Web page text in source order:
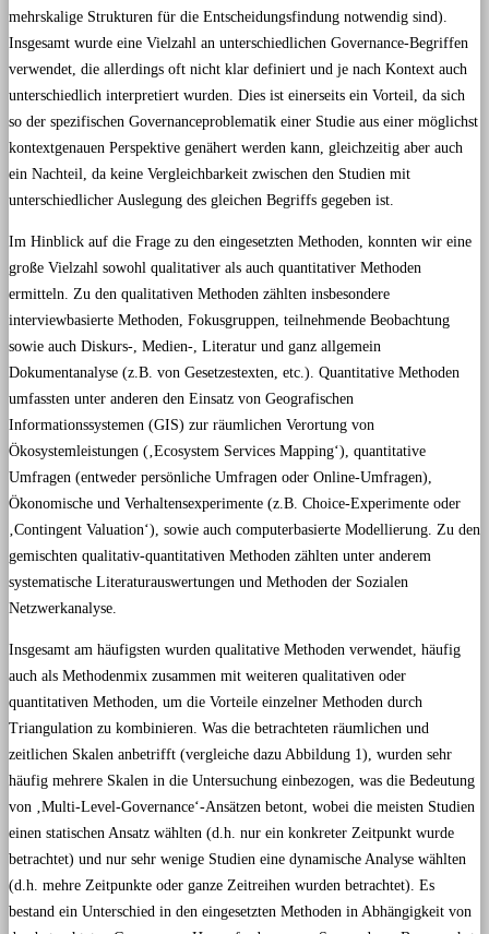
mehrskalige Strukturen für die Entscheidungsfindung notwendig sind).
Insgesamt wurde eine Vielzahl an unterschiedlichen Governance-Begriffen
verwendet, die allerdings oft nicht klar definiert und je nach Kontext auch
unterschiedlich interpretiert wurden. Dies ist einerseits ein Vorteil, da sich
so der spezifischen Governanceproblematik einer Studie aus einer möglichst
kontextgenauen Perspektive genähert werden kann, gleichzeitig aber auch
ein Nachteil, da keine Vergleichbarkeit zwischen den Studien mit
unterschiedlicher Auslegung des gleichen Begriffs gegeben ist.
Im Hinblick auf die Frage zu den eingesetzten Methoden, konnten wir eine
große Vielzahl sowohl qualitativer als auch quantitativer Methoden
ermitteln. Zu den qualitativen Methoden zählten insbesondere
interviewbasierte Methoden, Fokusgruppen, teilnehmende Beobachtung
sowie auch Diskurs-, Medien-, Literatur und ganz allgemein
Dokumentanalyse (z.B. von Gesetzestexten, etc.). Quantitative Methoden
umfassten unter anderen den Einsatz von Geografischen
Informationssystemen (GIS) zur räumlichen Verortung von
Ökosystemleistungen (‚Ecosystem Services Mapping‘), quantitative
Umfragen (entweder persönliche Umfragen oder Online-Umfragen),
Ökonomische und Verhaltensexperimente (z.B. Choice-Experimente oder
‚Contingent Valuation‘), sowie auch computerbasierte Modellierung. Zu den
gemischten qualitativ-quantitativen Methoden zählten unter anderem
systematische Literaturauswertungen und Methoden der Sozialen
Netzwerkanalyse.
Insgesamt am häufigsten wurden qualitative Methoden verwendet, häufig
auch als Methodenmix zusammen mit weiteren qualitativen oder
quantitativen Methoden, um die Vorteile einzelner Methoden durch
Triangulation zu kombinieren. Was die betrachteten räumlichen und
zeitlichen Skalen anbetrifft (vergleiche dazu Abbildung 1), wurden sehr
häufig mehrere Skalen in die Untersuchung einbezogen, was die Bedeutung
von ‚Multi-Level-Governance‘-Ansätzen betont, wobei die meisten Studien
einen statischen Ansatz wählten (d.h. nur ein konkreter Zeitpunkt wurde
betrachtet) und nur sehr wenige Studien eine dynamische Analyse wählten
(d.h. mehre Zeitpunkte oder ganze Zeitreihen wurden betrachtet). Es
bestand ein Unterschied in den eingesetzten Methoden in Abhängigkeit von